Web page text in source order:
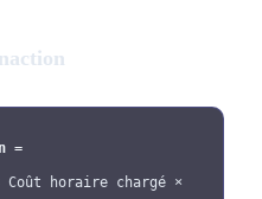
=
Coût horaire chargé ×